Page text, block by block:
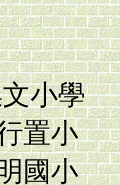
小學
置小
國小